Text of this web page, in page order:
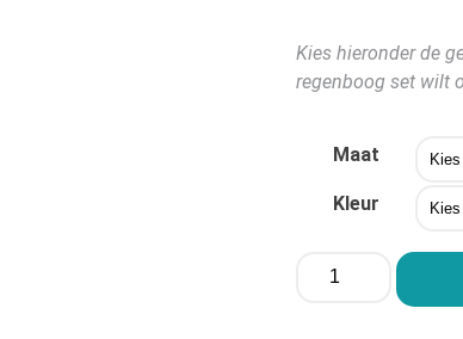
Kies hieronder de
regenboog set wilt
Maat
Kleur
Popolini